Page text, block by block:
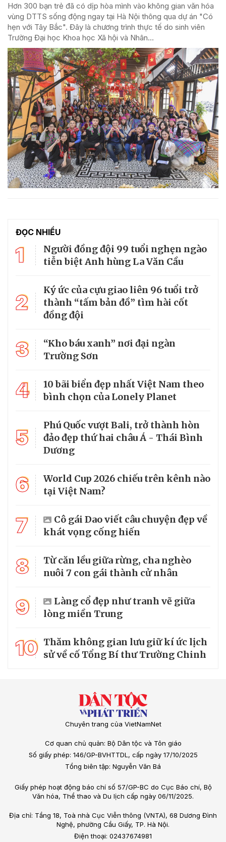
Hơn 300 bạn trẻ đã có dịp hòa mình vào không gian văn hóa
vùng DTTS sống động ngay tại Hà Nội thông qua dự án "Có
hẹn với Tây Bắc". Đây là chương trình thực tế do sinh viên
Trường Đại học Khoa học Xã hội và Nhân...
ĐỌC NHIỀU
1
Người đồng đội 99 tuổi nghẹn ngào
tiễn biệt Anh hùng La Văn Cầu
2
Ký ức của cựu giao liên 96 tuổi trở
thành “tấm bản đồ” tìm hài cốt
đồng đội
3
“Kho báu xanh” nơi đại ngàn
Trường Sơn
4
10 bãi biển đẹp nhất Việt Nam theo
bình chọn của Lonely Planet
5
Phú Quốc vượt Bali, trở thành hòn
đảo đẹp thứ hai châu Á - Thái Bình
Dương
6
World Cup 2026 chiếu trên kênh nào
tại Việt Nam?
7
Cô gái Dao viết câu chuyện đẹp về
khát vọng cống hiến
8
Từ căn lều giữa rừng, cha nghèo
nuôi 7 con gái thành cử nhân
9
Làng cổ đẹp như tranh vẽ giữa
lòng miền Trung
10 Thăm không gian lưu giữ kí ức lịch
sử về cố Tổng Bí thư Trường Chinh
Chuyên trang của VietNamNet
Cơ quan chủ quản: Bộ Dân tộc và Tôn giáo
Số giấy phép: 146/GP-BVHTTDL, cấp ngày 17/10/2025
Tổng biên tập: Nguyễn Văn Bá
Giấy phép hoạt động báo chí số 57/GP-BC do Cục Báo chí, Bộ
Văn hóa, Thể thao và Du lịch cấp ngày 06/11/2025.
Địa chỉ: Tầng 18, Toà nhà Cục Viễn thông (VNTA), 68 Dương Đình
Nghệ, phường Cầu Giấy, TP. Hà Nội.
Điện thoại: 02437674981